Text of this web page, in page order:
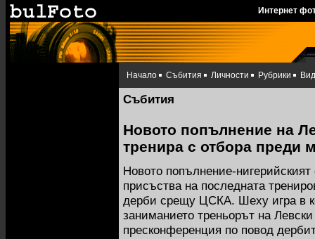
Интернет
Начало Събития Личности Рубрики
Събития
Новото попълнение на
тренира с отбора преди
Новото попълнение-
присъства на последната
дерби срещу ЦСКА. Шеху игра в
заниманието треньорът на
пресконференция по повод